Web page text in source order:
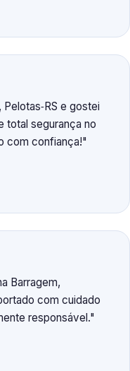
e gostei
total segurança no
com confiança!
Barragem,
com cuidado
responsável.